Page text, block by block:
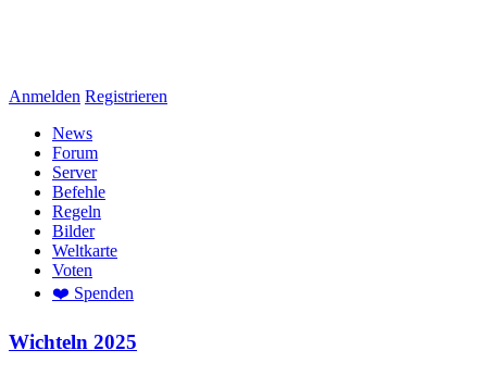
Anmelden Registrieren
News
Forum
Server
Befehle
Regeln
Bilder
Weltkarte
Voten
❤️ Spenden
Wichteln 2025